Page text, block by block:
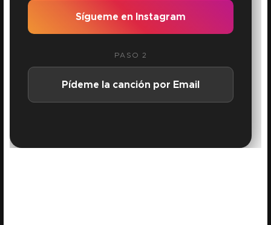
Sígueme en Instagram
PASO 2
Pídeme la canción por Email